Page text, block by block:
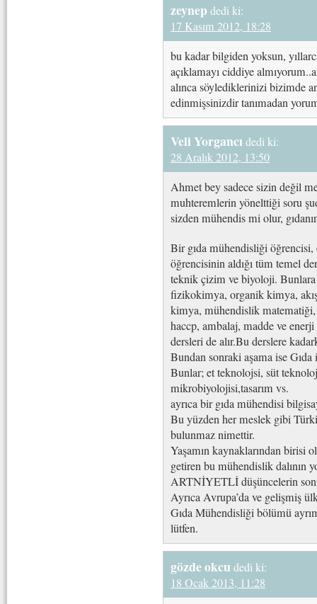
zeynep dedi ki:
17 Kasım 2012, 18:28
bu kadar bilgiden yoksun,
açıklamayı ciddiye
alınca söylediklerinizi bizimde
edinmişsinizdir tanımadan
Veli Yorgancı dedi ki:
28 Aralık 2012, 13:50
Ahmet bey sadece sizin değil
muhteremlerin yönelttiği soru
sizden mühendis mi olur,
Bir gıda mühendisliği öğrencisi,
öğrencisinin aldığı tüm temel
teknik çizim ve biyoloji.
fizikokimya, organik kimya,
kimya, mühendislik
haccp, ambalaj, madde ve
dersleri de alır.Bu derslere
Bundan sonraki aşama ise
Bunlar; et teknolojsi, süt
mikrobiyolojisi,tasarım vs.
ayrıca bir gıda mühendisi
Bu yüzden her meslek gibi
bulunmaz nimettir.
Yaşamın kaynaklarından birisi
getiren bu mühendislik dalının
ARTNİYETLİ düşüncelerin
Ayrıca Avrupa’da ve gelişmiş
Gıda Mühendisliği bölümü
lütfen.
gözde okcu dedi ki:
18 Ocak 2013, 11:28